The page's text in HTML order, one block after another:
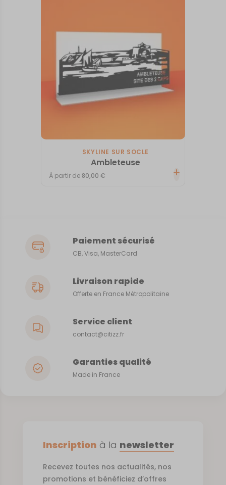
SKYLINE SUR SOCLE
Ambleteuse
À partir de 80,00€
Paiement sécurisé
CB, Visa, MasterCard
Livraison rapide
Offerte en France Métropolitaine
Service client
contact@citizz.fr
Garanties qualité
Made in France
Inscription à la newsletter
Recevez toutes nos actualités, nos
promotions et bénéficiez d’offres